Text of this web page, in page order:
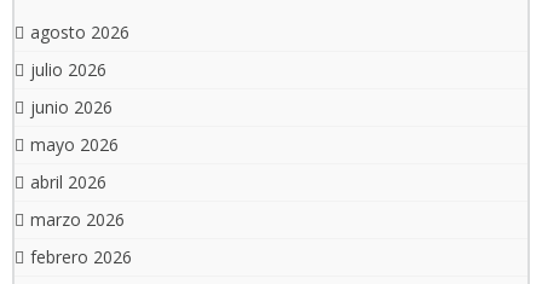
agosto 2026
julio 2026
junio 2026
mayo 2026
abril 2026
marzo 2026
febrero 2026